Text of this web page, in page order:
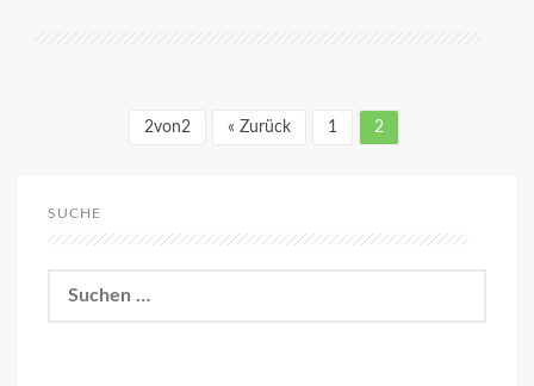
2von2 « Zurück 1 2
SUCHE
nach: